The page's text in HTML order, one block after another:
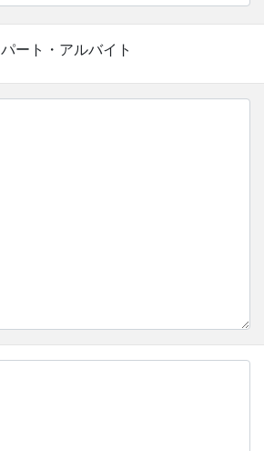
パート・アルバイト